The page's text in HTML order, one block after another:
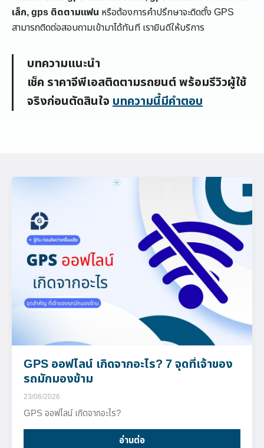
เล็ก, gps ติดตามแฟน หรือต้องการคำปรึกษาจะติดตั้ง GPS
สามารถติดต่อสอบถามเข้ามาได้ทันที เรายินดีให้บริการ
บทความแนะนำ
เช็ค ราคาจีพีเอสติดตามรถยนต์ พร้อมรีวิวผู้ใช้
จริงก่อนตัดสินใจ บทความนี้มีคำตอบ
GPS ออฟไลน์ เกิดจากอะไร? 7 จุดที่เจ้าของ
รถมักมองข้าม
23/06/2026
GPS ออฟไลน์ เกิดจากอะไร?
อ่านต่อ